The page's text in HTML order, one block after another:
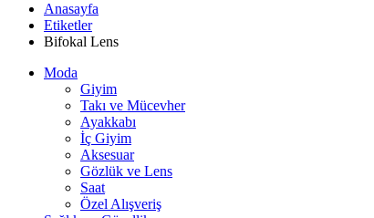
Anasayfa
Etiketler
Bifokal Lens
Moda
Giyim
Takı ve Mücevher
Ayakkabı
İç Giyim
Aksesuar
Gözlük ve Lens
Saat
Özel Alışveriş